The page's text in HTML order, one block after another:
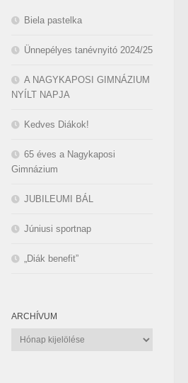
Biela pastelka
Ünnepélyes tanévnyitó 2024/25
A NAGYKAPOSI GIMNÁZIUM
NYÍLT NAPJA
Kedves Diákok!
65 éves a Nagykaposi
Gimnázium
JUBILEUMI BÁL
Júniusi sportnap
„Diák benefit”
ARCHÍVUM
Archívum